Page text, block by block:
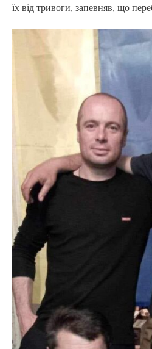
їх від тривоги, запевняв, що